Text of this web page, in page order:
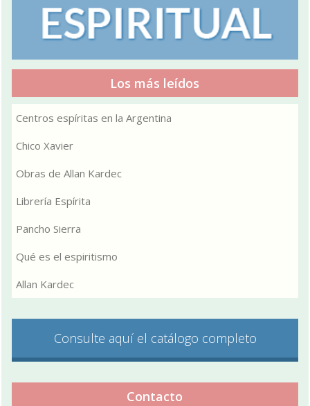
Los más leídos
Centros espíritas en la Argentina
Chico Xavier
Obras de Allan Kardec
Librería Espírita
Pancho Sierra
Qué es el espiritismo
Allan Kardec
Consulte aquí el catálogo completo
Contacto